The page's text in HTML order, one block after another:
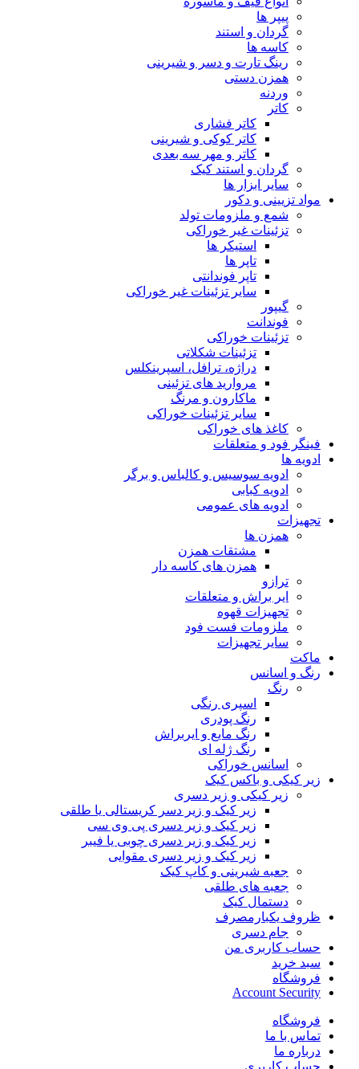
پیپر ها
گردان و استند
کاسه ها
رینگ تارت و دسر و شیرینی
همزن دستی
وردنه
کاتر
کاتر فشاری
کاتر کوکی و شیرینی
کاتر و مهر سه بعدی
گردان و استند کیک
سایر ابزار ها
مواد تزیینی و دکور
شمع و ملزومات تولد
تزئینات غیر خوراکی
استیکر ها
تاپر ها
تاپر فوندانتی
سایر تزئینات غیر خوراکی
گیپور
فوندانت
تزئینات خوراکی
تزئینات شکلاتی
دراژه، ترافل، اسپرینکلس
مروارید های تزئینی
ماکارون و مرنگ
سایر تزئینات خوراکی
کاغذ های خوراکی
فینگر فود و متعلقات
ادویه ها
ادویه سوسیس و کالباس و برگر
ادویه کبابی
ادویه های عمومی
تجهیزات
همزن ها
مشتقات همزن
همزن های کاسه دار
ترازو
ایر براش و متعلقات
تجهیزات قهوه
ملزومات فست فود
سایر تجهیزات
ماکت
رنگ و اسانس
رنگ
اسپری رنگی
رنگ پودری
رنگ مایع و ایربراش
رنگ ژله ای
اسانس خوراکی
زیر کیکی و باکس کیک
زیر کیکی و زیر دسری
زیر کیک و زیر دسر کریستالی یا طلقی
زیر کیک و زیر دسری پی وی سی
زیر کیک و زیر دسری چوبی یا فیبر
زیر کیک و زیر دسری مقوایی
جعبه شیرینی و کاپ کیک
جعبه های طلقی
دستمال کیک
ظروف یکبارمصرف
جام دسری
حساب کاربری من
سبد خرید
فروشگاه
Account Security
فروشگاه
تماس با ما
درباره ما
حساب کاربری